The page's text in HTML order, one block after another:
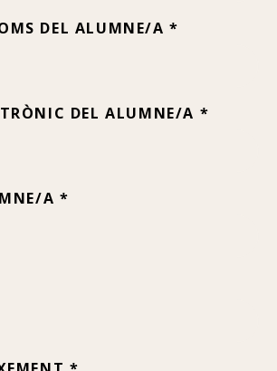
DEL ALUMNE/A *
DEL ALUMNE/A *
A *